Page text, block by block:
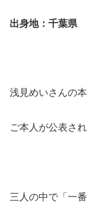
出身地：千葉県
浅見めいさんの
ご本人が公表さ
三人の中で「一